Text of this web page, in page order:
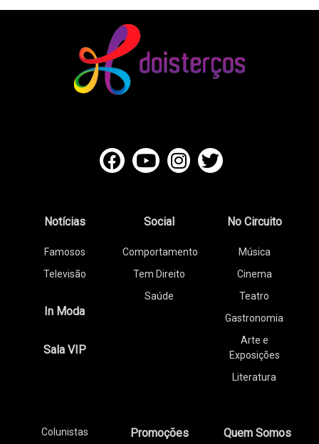
Notícias
Famosos
Televisão
In Moda
Sala VIP
Social
Comportamento
Tem Direito
Saúde
No Circuito
Música
Cinema
Teatro
Gastronomia
Arte e
Exposições
Literatura
Colunistas Promoções Quem Somos